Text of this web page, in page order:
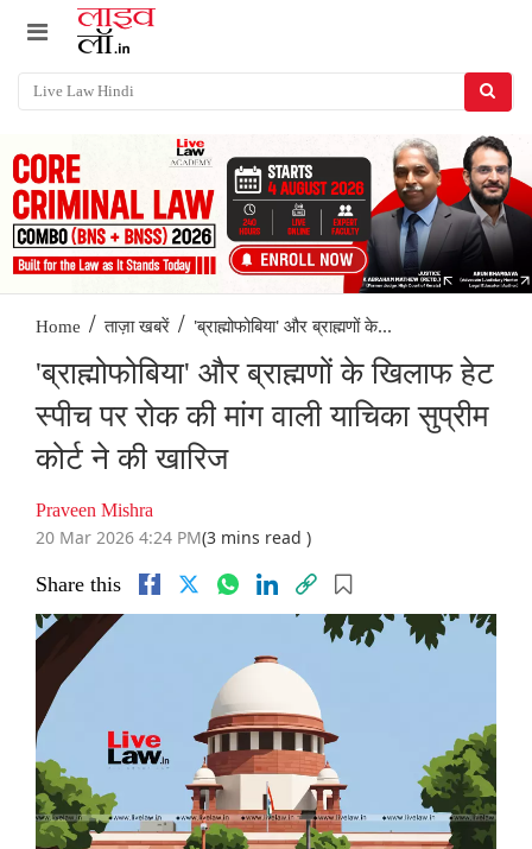
Home / ताज़ा खबरें / 'ब्राह्मोफोबिया' और ब्राह्मणों के...
'ब्राह्मोफोबिया' और ब्राह्मणों के खिलाफ हेट
स्पीच पर रोक की मांग वाली याचिका सुप्रीम
कोर्ट ने की खारिज
Praveen Mishra
20 Mar 2026 4:24 PM(3 mins read )
Share this